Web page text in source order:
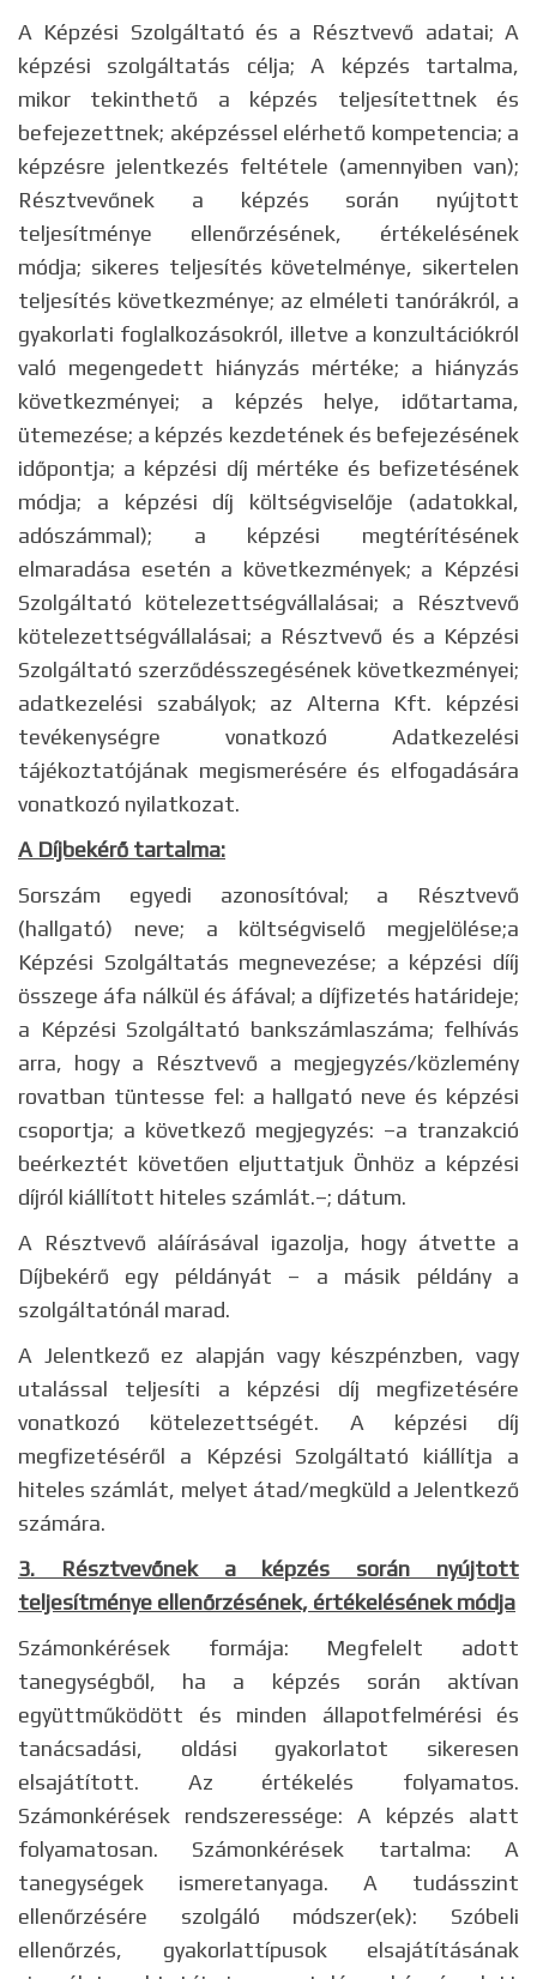
A Képzési Szolgáltató és a Résztvevő adatai; A
képzési szolgáltatás célja; A képzés tartalma,
mikor tekinthető a képzés teljesítettnek és
befejezettnek; aképzéssel elérhető kompetencia; a
képzésre jelentkezés feltétele (amennyiben van);
Résztvevőnek a képzés során nyújtott
teljesítménye ellenőrzésének, értékelésének
módja; sikeres teljesítés követelménye, sikertelen
teljesítés következménye; az elméleti tanórákról, a
gyakorlati foglalkozásokról, illetve a konzultációkról
való megengedett hiányzás mértéke; a hiányzás
következményei; a képzés helye, időtartama,
ütemezése; a képzés kezdetének és befejezésének
időpontja; a képzési díj mértéke és befizetésének
módja; a képzési díj költségviselője (adatokkal,
adószámmal); a képzési megtérítésének
elmaradása esetén a következmények; a Képzési
Szolgáltató kötelezettségvállalásai; a Résztvevő
kötelezettségvállalásai; a Résztvevő és a Képzési
Szolgáltató szerződésszegésének következményei;
adatkezelési szabályok; az Alterna Kft. képzési
tevékenységre vonatkozó Adatkezelési
tájékoztatójának megismerésére és elfogadására
vonatkozó nyilatkozat.
A Díjbekérő tartalma:
Sorszám egyedi azonosítóval; a Résztvevő
(hallgató) neve; a költségviselő megjelölése;a
Képzési Szolgáltatás megnevezése; a képzési dííj
összege áfa nálkül és áfával; a díjfizetés határideje;
a Képzési Szolgáltató bankszámlaszáma; felhívás
arra, hogy a Résztvevő a megjegyzés/közlemény
rovatban tüntesse fel: a hallgató neve és képzési
csoportja; a következő megjegyzés: –a tranzakció
beérkeztét követően eljuttatjuk Önhöz a képzési
díjról kiállított hiteles számlát.–; dátum.
A Résztvevő aláírásával igazolja, hogy átvette a
Díjbekérő egy példányát – a másik példány a
szolgáltatónál marad.
A Jelentkező ez alapján vagy készpénzben, vagy
utalással teljesíti a képzési díj megfizetésére
vonatkozó kötelezettségét. A képzési díj
megfizetéséről a Képzési Szolgáltató kiállítja a
hiteles számlát, melyet átad/megküld a Jelentkező
számára.
3. Résztvevőnek a képzés során nyújtott
teljesítménye ellenőrzésének, értékelésének módja
Számonkérések formája: Megfelelt adott
tanegységből, ha a képzés során aktívan
együttműködött és minden állapotfelmérési és
tanácsadási, oldási gyakorlatot sikeresen
elsajátított. Az értékelés folyamatos.
Számonkérések rendszeressége: A képzés alatt
folyamatosan. Számonkérések tartalma: A
tanegységek ismeretanyaga. A tudásszint
ellenőrzésére szolgáló módszer(ek): Szóbeli
ellenőrzés, gyakorlattípusok elsajátításának